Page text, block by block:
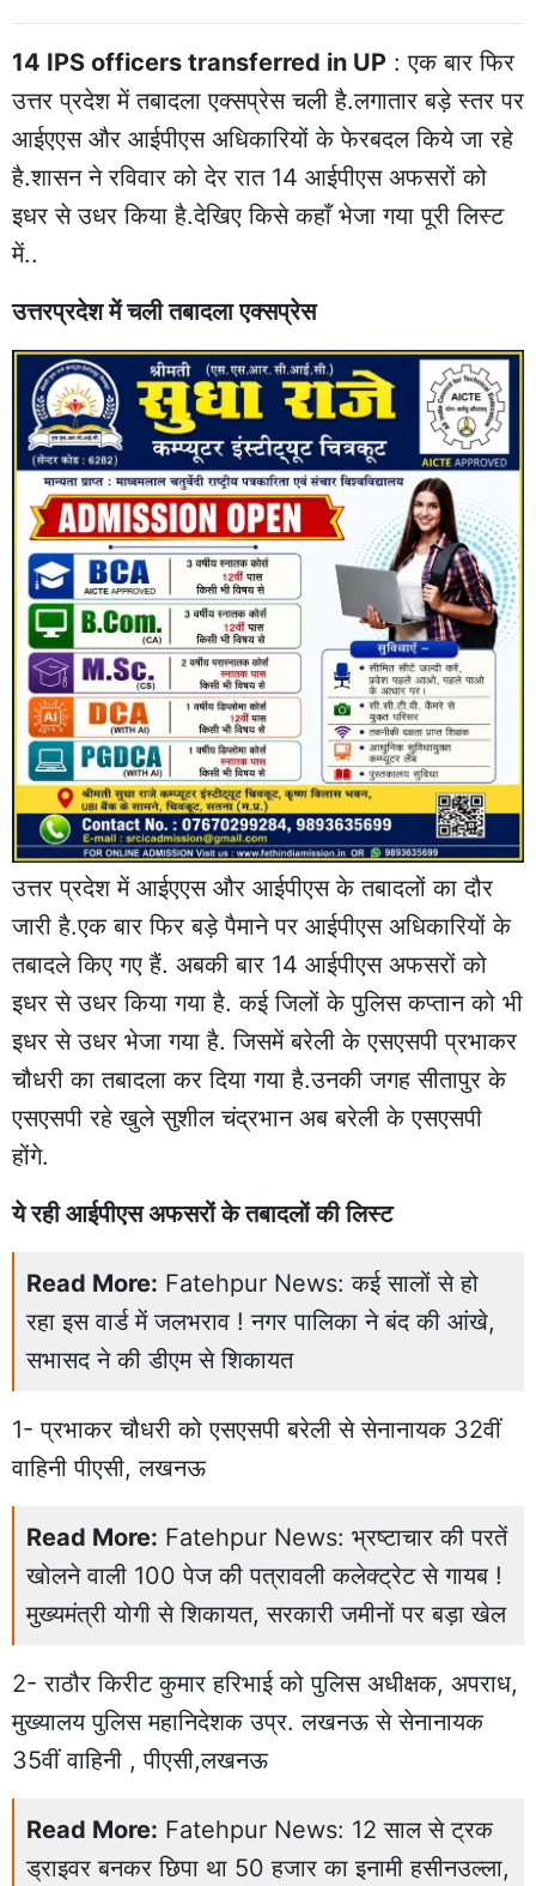
14 IPS officers transferred in UP : एक बार फिर
उत्तर प्रदेश में तबादला एक्सप्रेस चली है.लगातार बड़े स्तर पर
आईएएस और आईपीएस अधिकारियों के फेरबदल किये जा रहे
है.शासन ने रविवार को देर रात 14 आईपीएस अफसरों को
इधर से उधर किया है.देखिए किसे कहाँ भेजा गया पूरी लिस्ट
में..
उत्तरप्रदेश में चली तबादला एक्सप्रेस
उत्तर प्रदेश में आईएएस और आईपीएस के तबादलों का दौर
जारी है.एक बार फिर बड़े पैमाने पर आईपीएस अधिकारियों के
तबादले किए गए हैं. अबकी बार 14 आईपीएस अफसरों को
इधर से उधर किया गया है. कई जिलों के पुलिस कप्तान को भी
इधर से उधर भेजा गया है. जिसमें बरेली के एसएसपी प्रभाकर
चौधरी का तबादला कर दिया गया है.उनकी जगह सीतापुर के
एसएसपी रहे खुले सुशील चंद्रभान अब बरेली के एसएसपी
होंगे.
ये रही आईपीएस अफसरों के तबादलों की लिस्ट
Read More: Fatehpur News: कई सालों से हो
रहा इस वार्ड में जलभराव ! नगर पालिका ने बंद की आंखे,
सभासद ने की डीएम से शिकायत
1- प्रभाकर चौधरी को एसएसपी बरेली से सेनानायक 32वीं
वाहिनी पीएसी, लखनऊ
Read More: Fatehpur News: भ्रष्टाचार की परतें
खोलने वाली 100 पेज की पत्रावली कलेक्ट्रेट से गायब !
मुख्यमंत्री योगी से शिकायत, सरकारी जमीनों पर बड़ा खेल
2- राठौर किरीट कुमार हरिभाई को पुलिस अधीक्षक, अपराध,
मुख्यालय पुलिस महानिदेशक उप्र. लखनऊ से सेनानायक
35वीं वाहिनी , पीएसी,लखनऊ
Read More: Fatehpur News: 12 साल से ट्रक
ड्राइवर बनकर छिपा था 50 हजार का इनामी हसीनउल्ला,